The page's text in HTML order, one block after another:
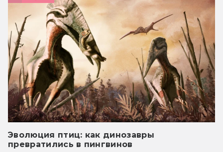
Эволюция птиц: как динозавры
превратились в пингвинов